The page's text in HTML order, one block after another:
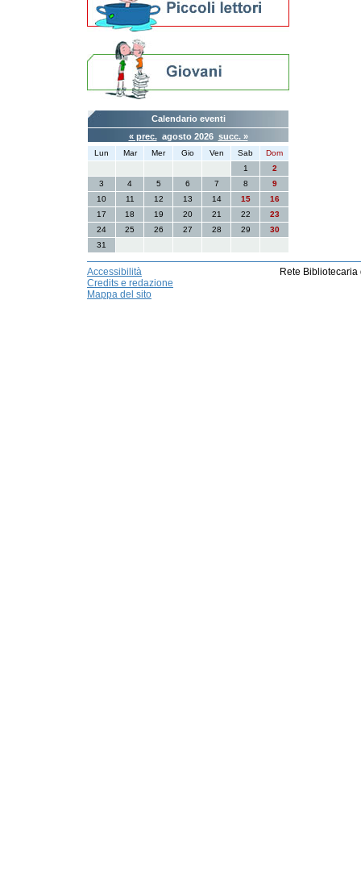
Calendario eventi
« prec.agosto 2026 succ. »
Lun Mar Mer Gio Ven Sab
Dom
1
2
3
4 5 6 7 8
9
10
11 12 13 14 15
16
17
18 19 20 21 22
23
24
25 26 27 28 29
30
31
Accessibilità
Credits e redazione
Mappa del sito
Rete